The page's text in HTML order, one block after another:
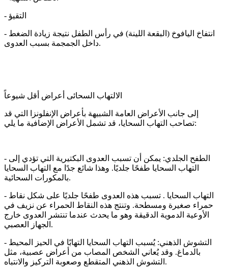
- التقيؤ
- انتفاخ اليافوخ (البقعة اللينة) في رأس الطفل نتيجة زيادة الضغط
داخل الجمجمة بسبب العدوى.
الالتهاب السحائى أعراض أقل شيوعاً
إلى جانب الأعراض العامة الشبيهة بأعراض الإنفلونزا التي قد
تصاحب التهاب السحايا، قد تشمل الأعراض الإضافية ما يلي:
- الطفح الجلدي: يمكن أن تسبب العدوى البكتيرية التي تؤدي إلى
التهاب السحايا طفحًا جلديًا. وهذا شائع جدًا مع التهاب السحايا
بالمكورات السحائية.
- التهاب السحايا . تسبب هذه العدوى طفحًا جلديًا على شكل نقاط
حمراء صغيرة ومسطحة. وتنتج هذه النقاط الحمراء عن نزيف في
الأوعية الدموية الدقيقة وهو ما يحدث عندما تنتشر العدوى خارج
الجهاز العصبي.
- التشوش الذهني: يُسبب التهاب السحايا التهابًا في الحيز المحيط
بالدماغ. وقد يُعاني الشخص المصاب من أعراض عصبية، مثل
التشوش الذهني المتقطع وصعوبة التركيز والانتباه.